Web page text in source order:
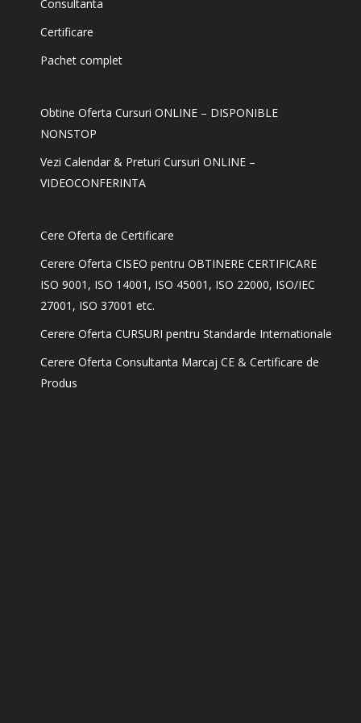
Consultanta
Certificare
Pachet complet
Obtine Oferta Cursuri ONLINE – DISPONIBLE
NONSTOP
Vezi Calendar & Preturi Cursuri ONLINE –
VIDEOCONFERINTA
Cere Oferta de Certificare
Cerere Oferta CISEO pentru OBTINERE CERTIFICARE
ISO 9001, ISO 14001, ISO 45001, ISO 22000, ISO/IEC
27001, ISO 37001 etc.
Cerere Oferta CURSURI pentru Standarde Internationale
Cerere Oferta Consultanta Marcaj CE & Certificare de
Produs